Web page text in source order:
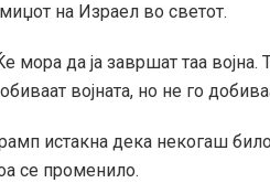
на Израел во светот.
мора да ја завршат таа
војната, но не го
истакна дека некогаш
се променило.